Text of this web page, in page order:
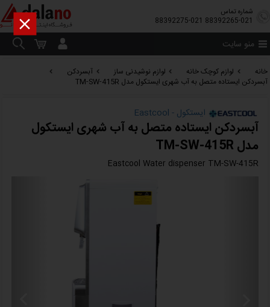
شماره تماس
88392265-021
88392275-021
منو سایت
خانه لوازم کوچک خانه لوازم نوشیدنی ساز
آبسردکن
آبسردکن ایستاده متصل به آب شهری ایستکول مدل TM-SW-415R
ایستکول - Eastcool
آبسردکن ایستاده متصل به آب شهری ایستکول
مدل TM-SW-415R
Eastcool Water dispenser TM-SW-415R
